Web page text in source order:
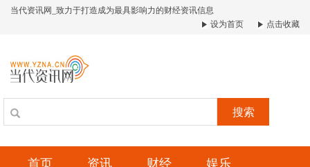
当代资讯网_致力于打造成为最具影响力的财经资讯信息
设为首页
点击收藏
搜索
首页 资讯 财经 娱乐